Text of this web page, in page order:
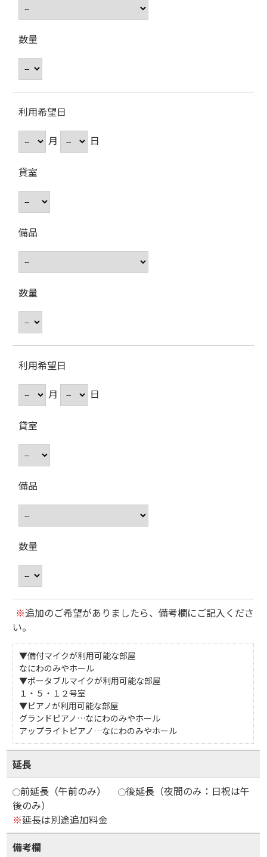
数量
利用希望日
月
日
貸室
備品
数量
利用希望日
月
日
貸室
備品
数量
※追加のご希望がありましたら、備考欄にご記入くださ
い。
▼備付マイクが利用可能な部屋
なにわのみやホール
▼ポータブルマイクが利用可能な部屋
１・５・１２号室
▼ピアノが利用可能な部屋
グランドピアノ…なにわのみやホール
アップライトピアノ…なにわのみやホール
延長
前延長（午前のみ）
後延長（夜間のみ：日祝は午
後のみ）
※延長は別途追加料金
備考欄